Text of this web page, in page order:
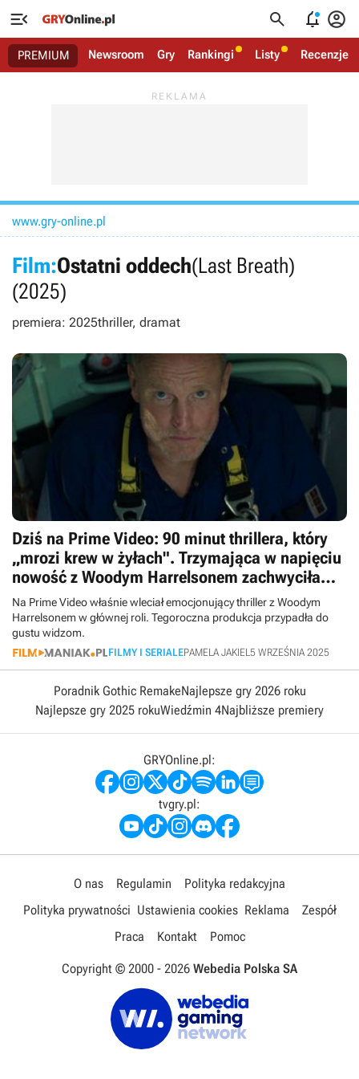
   
PREMIUM Newsroom Gry Rankingi Listy Recenzje
www.gry-online.pl
Film:Ostatni oddech(Last Breath)
(2025)
premiera: 2025thriller, dramat
Dziś na Prime Video: 90 minut thrillera, który
„mrozi krew w żyłach". Trzymająca w napięciu
nowość z Woodym Harrelsonem zachwyciła
widzów
Na Prime Video właśnie wleciał emocjonujący thriller z Woodym
Harrelsonem w głównej roli. Tegoroczna produkcja przypadła do
gustu widzom.
FILMY I SERIALEPAMELA JAKIEL5 WRZEŚNIA 2025
Poradnik Gothic RemakeNajlepsze gry 2026 roku
Najlepsze gry 2025 rokuWiedźmin 4Najbliższe premiery
GRYOnline.pl:
tvgry.pl:
O nas Regulamin
Polityka redakcyjna
Polityka prywatności Ustawienia cookies Reklama
Zespół
Praca
Kontakt Pomoc
Copyright © 2000 - 2026 Webedia Polska SA